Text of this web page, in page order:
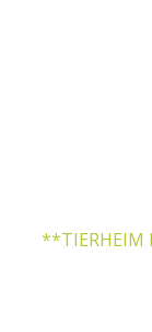
**TIERHEIM